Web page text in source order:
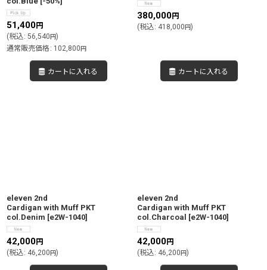
51,400円
(税込: 56,540円)
通常販売価格 : 102,800円
カートに入れる
380,000円
(税込: 418,000円)
カートに入れる
eleven 2nd
Cardigan with Muff PKT
col.Denim [e2W-1040]
42,000円
(税込: 46,200円)
eleven 2nd
Cardigan with Muff PKT
col.Charcoal
[e2W-1040]
42,000円
(税込: 46,200円)